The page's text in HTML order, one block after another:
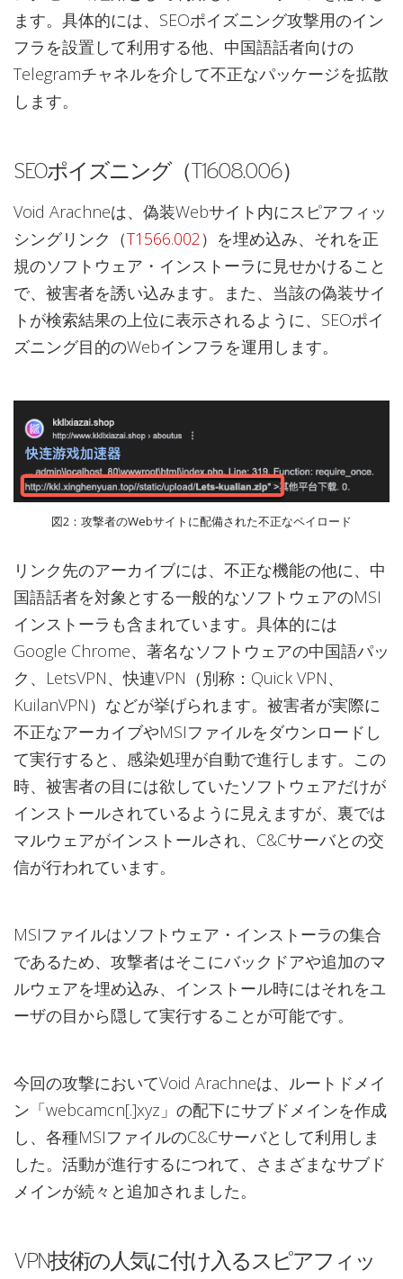
ます。具体的には、SEOポイズニング攻撃用のイン
フラを設置して利用する他、中国語話者向けの
Telegramチャネルを介して不正なパッケージを拡散
します。
SEOポイズニング（T1608.006）
Void Arachneは、偽装Webサイト内にスピアフィッ
シングリンク（T1566.002 ）を埋め込み、それを正
規のソフトウェア・インストーラに見せかけること
で、被害者を誘い込みます。また、当該の偽装サイ
トが検索結果の上位に表示されるように、SEOポイ
ズニング目的のWebインフラを運用します。
図2：攻撃者のWebサイトに配備された不正なペイロード
リンク先のアーカイブには、不正な機能の他に、中
国語話者を対象とする一般的なソフトウェアのMSI
インストーラも含まれています。具体的には
Google Chrome、著名なソフトウェアの中国語パッ
ク、LetsVPN、快連VPN（別称：Quick VPN、
KuilanVPN）などが挙げられます。被害者が実際に
不正なアーカイブやMSIファイルをダウンロードし
て実行すると、感染処理が自動で進行します。この
時、被害者の目には欲していたソフトウェアだけが
インストールされているように見えますが、裏では
マルウェアがインストールされ、C&Cサーバとの交
信が行われています。
MSIファイルはソフトウェア・インストーラの集合
であるため、攻撃者はそこにバックドアや追加のマ
ルウェアを埋め込み、インストール時にはそれをユ
ーザの目から隠して実行することが可能です。
今回の攻撃においてVoid Arachneは、ルートドメイ
ン「webcamcn[.]xyz」の配下にサブドメインを作成
し、各種MSIファイルのC&Cサーバとして利用しま
した。活動が進行するにつれて、さまざまなサブド
メインが続々と追加されました。
VPN技術の人気に付け入るスピアフィッ